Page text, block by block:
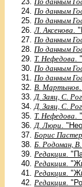
По данным
По данным
Л. Аксенова .
По данным
По данным
Т. Нефедова
По данным
По данным
В. Мартынов
Д. Заяц, С.
Д. Заяц, С.
Т. Нефедова
Д. Люри .
Борис
Б. Родоман,
Редакция .
Редакция .
Редакция .
Редакция .